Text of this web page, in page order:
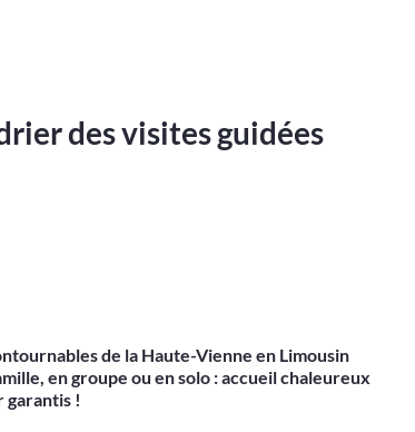
de la Haute-Vienne en Limousin
en groupe ou en solo : accueil chaleureux
garantis !
des visites guidées